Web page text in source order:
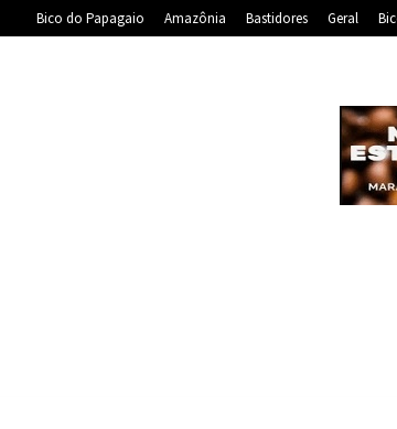
Bico do Papagaio Amazônia Bastidores Geral